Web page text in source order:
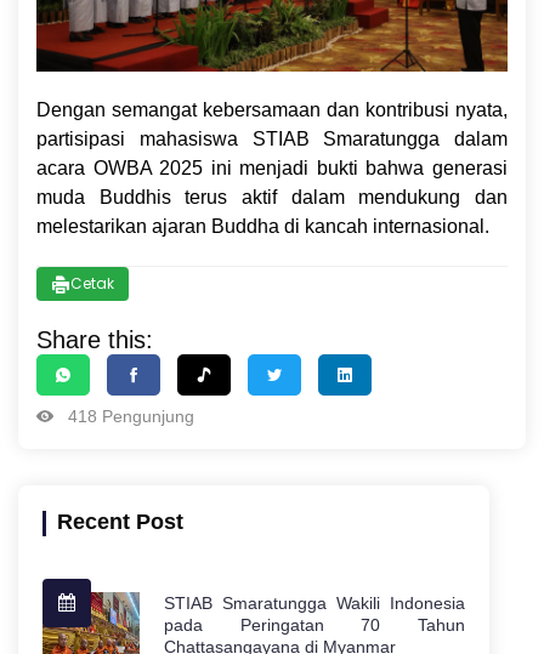
Dengan semangat kebersamaan dan kontribusi nyata,
partisipasi mahasiswa STIAB Smaratungga dalam
acara OWBA 2025 ini menjadi bukti bahwa generasi
muda Buddhis terus aktif dalam mendukung dan
melestarikan ajaran Buddha di kancah internasional.
Cetak
Share this:
418 Pengunjung
Recent Post
STIAB Smaratungga Wakili Indonesia
pada Peringatan 70 Tahun
Chattasangayana di Myanmar